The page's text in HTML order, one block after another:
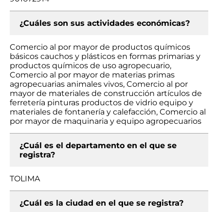
¿Cuáles son sus actividades económicas?
Comercio al por mayor de productos químicos
básicos cauchos y plásticos en formas primarias y
productos químicos de uso agropecuario,
Comercio al por mayor de materias primas
agropecuarias animales vivos, Comercio al por
mayor de materiales de construcción artículos de
ferretería pinturas productos de vidrio equipo y
materiales de fontanería y calefacción, Comercio al
por mayor de maquinaria y equipo agropecuarios
¿Cuál es el departamento en el que se
registra?
TOLIMA
¿Cuál es la ciudad en el que se registra?